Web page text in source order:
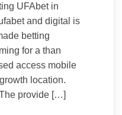
UFAbet in
and digital is
betting
for a than
access mobile
location.
provide […]